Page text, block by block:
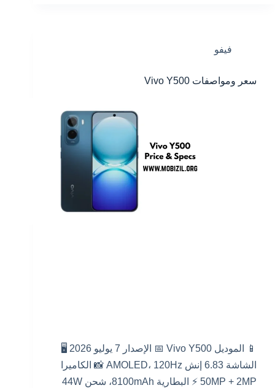
فيفو
سعر ومواصفات Vivo Y500
📱 الموديل Vivo Y500 📅 الإصدار 7 يوليو 2026 🖥️
الشاشة 6.83 إنش AMOLED، 120Hz 📸 الكاميرا
50MP + 2MP ⚡ البطارية 8100mAh، شحن 44W